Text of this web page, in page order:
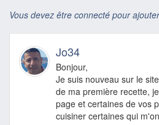
Vous devez être connecté pour
Jo34
Bonjour,
Je suis nouveau sur le
de ma première recette,
page et certaines de vos
cuisiner certaines qui